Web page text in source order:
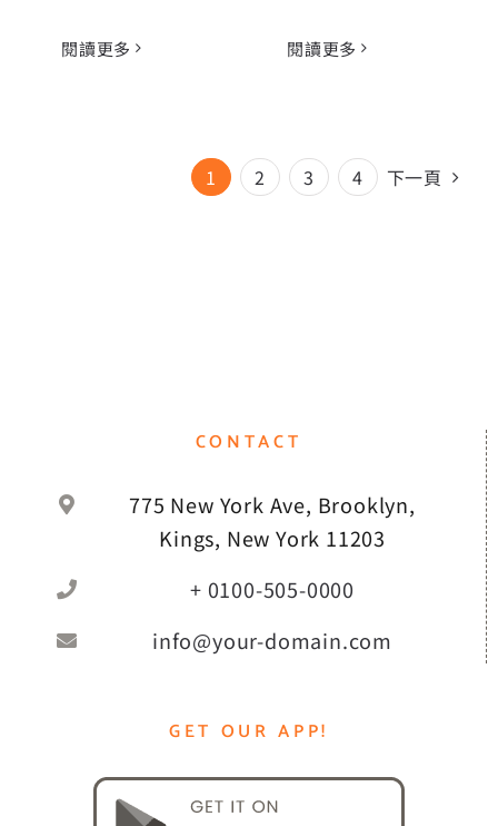
閱讀更多 閱讀更多
1 2 3 4 下一頁
CONTACT
775 New York Ave, Brooklyn,
Kings, New York 11203
+ 0100-505-0000
info@your-domain.com
GET OUR APP!